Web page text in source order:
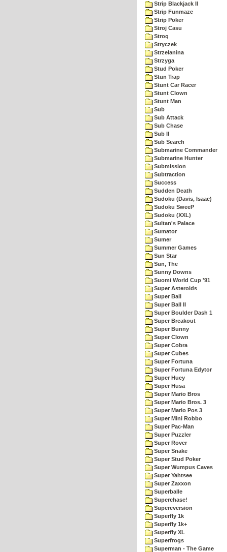
Strip Blackjack II
Strip Funmaze
Strip Poker
Stroj Casu
Stroq
Stryczek
Strzelanina
Strzyga
Stud Poker
Stun Trap
Stunt Car Racer
Stunt Clown
Stunt Man
Sub
Sub Attack
Sub Chase
Sub II
Sub Search
Submarine Commander
Submarine Hunter
Submission
Subtraction
Success
Sudden Death
Sudoku (Davis, Isaac)
Sudoku SweeP
Sudoku (XXL)
Sultan's Palace
Sumator
Sumer
Summer Games
Sun Star
Sun, The
Sunny Downs
Suomi World Cup '91
Super Asteroids
Super Ball
Super Ball II
Super Boulder Dash 1
Super Breakout
Super Bunny
Super Clown
Super Cobra
Super Cubes
Super Fortuna
Super Fortuna Edytor
Super Huey
Super Husa
Super Mario Bros
Super Mario Bros. 3
Super Mario Pos 3
Super Mini Robbo
Super Pac-Man
Super Puzzler
Super Rover
Super Snake
Super Stud Poker
Super Wumpus Caves
Super Yahtsee
Super Zaxxon
Superballe
Superchase!
Supereversion
Superfly 1k
Superfly 1k+
Superfly XL
Superfrogs
Superman - The Game